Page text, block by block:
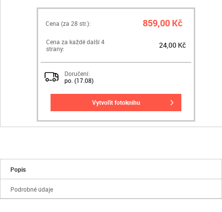
Cena (za 28 str.): 859,00 Kč
Cena za každé další 4
strany:
24,00 Kč
Doručení:
po. (17.08)
vytvořit fotoknihu
Popis
Podrobné údaje